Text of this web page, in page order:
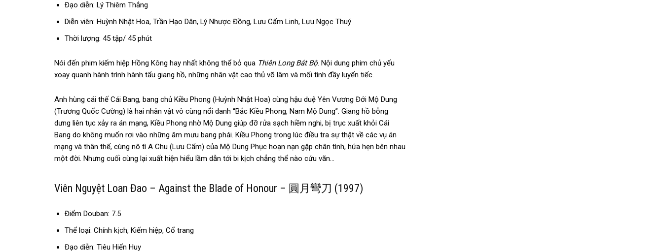
Đạo diễn: Lý Thiêm Thắng
Diễn viên: Huỳnh Nhật Hoa, Trần Hạo Dân, Lý Nhược Đồng, Lưu Cẩm Linh, Lưu Ngọc Thuý
Thời lượng: 45 tập/ 45 phút
Nói đến phim kiếm hiệp Hồng Kông hay nhất không thể bỏ qua Thiên Long Bát Bộ. Nội dung phim chủ yếu
xoay quanh hành trình hành tẩu giang hồ, những nhân vật cao thủ võ lâm và mối tình đầy luyến tiếc.
Anh hùng cái thế Cái Bang, bang chủ Kiều Phong (Huỳnh Nhật Hoa) cùng hậu duệ Yên Vương Đới Mộ Dung
(Trương Quốc Cường) là hai nhân vật vô cùng nổi danh “Bắc Kiều Phong, Nam Mộ Dung”. Giang hồ bỗng
dưng liên tục xảy ra án mạng, Kiều Phong nhờ Mộ Dung giúp đỡ rửa sạch hiềm nghi, bị trục xuất khỏi Cái
Bang do không muốn rơi vào những âm mưu bang phái. Kiều Phong trong lúc điều tra sự thật về các vụ án
mạng và thân thế, cùng nô tì A Chu (Lưu Cẩm) của Mộ Dung Phục hoạn nạn gặp chân tình, hứa hẹn bên nhau
một đời. Nhưng cuối cùng lại xuất hiện hiểu lầm dẫn tới bi kịch chẳng thể nào cứu vãn…
Viên Nguyệt Loan Đao – Against the Blade of Honour – 圓月彎刀 (1997)
Điểm Douban: 7.5
Thể loại: Chính kịch, Kiếm hiệp, Cổ trang
Đạo diễn: Tiêu Hiển Huy